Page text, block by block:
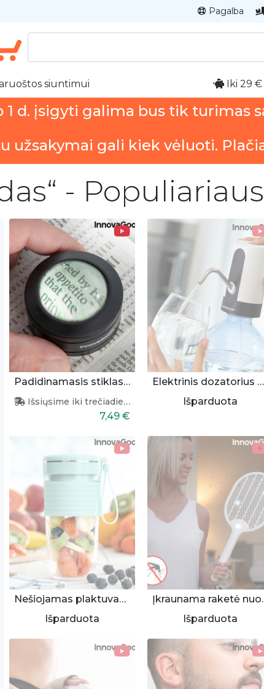
Pagalba
siuntimui Iki 29 €
1 d. įsigyti galima bus tik turimas
užsakymai gali kiek vėluoti.
-
Padidinamasis stiklas su apšvietimu
Išsiųsime iki trečiadienio
7,49 €
Elektrinis dozatorius buteliui
Išparduota
Nešiojamas plaktuvas - puodelis
Išparduota
Išparduota